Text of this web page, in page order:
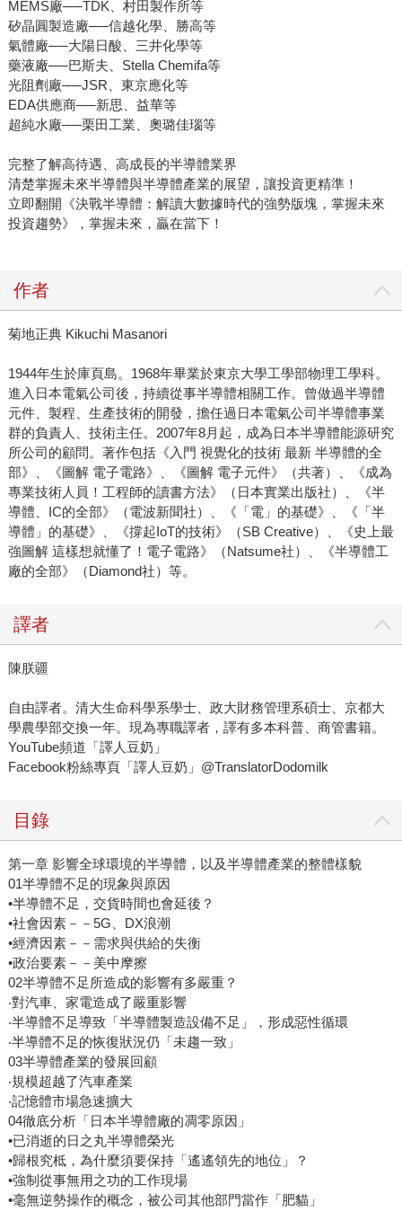
MEMS廠──TDK、村田製作所等
矽晶圓製造廠──信越化學、勝高等
氣體廠──大陽日酸、三井化學等
藥液廠──巴斯夫、Stella Chemifa等
光阻劑廠──JSR、東京應化等
EDA供應商──新思、益華等
超純水廠──栗田工業、奧璐佳瑙等
完整了解高待遇、高成長的半導體業界
清楚掌握未來半導體與半導體產業的展望，讓投資更精準！
立即翻開《決戰半導體：解讀大數據時代的強勢版塊，掌握未來
投資趨勢》，掌握未來，贏在當下！
作者
菊地正典 Kikuchi Masanori
1944年生於庫頁島。1968年畢業於東京大學工學部物理工學科。
進入日本電氣公司後，持續從事半導體相關工作。曾做過半導體
元件、製程、生產技術的開發，擔任過日本電氣公司半導體事業
群的負責人、技術主任。2007年8月起，成為日本半導體能源研究
所公司的顧問。著作包括《入門 視覺化的技術 最新 半導體的全
部》、《圖解 電子電路》、《圖解 電子元件》（共著）、《成為
專業技術人員！工程師的讀書方法》（日本實業出版社）、《半
導體、IC的全部》（電波新聞社）、《「電」的基礎》、《「半
導體」的基礎》、《撐起IoT的技術》（SB Creative）、《史上最
強圖解 這樣想就懂了！電子電路》（Natsume社）、《半導體工
廠的全部》（Diamond社）等。
譯者
陳朕疆
自由譯者。清大生命科學系學士、政大財務管理系碩士、京都大
學農學部交換一年。現為專職譯者，譯有多本科普、商管書籍。
YouTube頻道「譯人豆奶」
Facebook粉絲專頁「譯人豆奶」@TranslatorDodomilk
目錄
第一章 影響全球環境的半導體，以及半導體產業的整體樣貌
01半導體不足的現象與原因
•半導體不足，交貨時間也會延後？
•社會因素－－5G、DX浪潮
•經濟因素－－需求與供給的失衡
•政治要素－－美中摩擦
02半導體不足所造成的影響有多嚴重？
‧對汽車、家電造成了嚴重影響
‧半導體不足導致「半導體製造設備不足」，形成惡性循環
‧半導體不足的恢復狀況仍「未趨一致」
03半導體產業的發展回顧
‧規模超越了汽車產業
‧記憶體市場急速擴大
04徹底分析「日本半導體廠的凋零原因」
•已消逝的日之丸半導體榮光
•歸根究柢，為什麼須要保持「遙遙領先的地位」？
•強制從事無用之功的工作現場
•毫無逆勢操作的概念，被公司其他部門當作「肥貓」